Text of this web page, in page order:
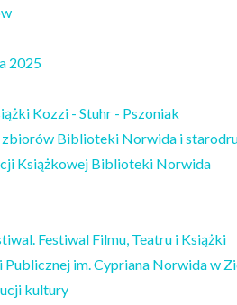
2025
Kozzi - Stuhr - Pszoniak
Biblioteki Norwida i
Książkowej Biblioteki Norwida
Festiwal Filmu, Teatru i Książki
im. Cypriana Norwida w
kultury